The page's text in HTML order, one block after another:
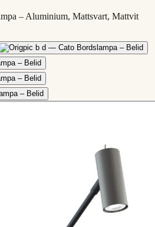
– Aluminium, Mattsvart, Mattvit